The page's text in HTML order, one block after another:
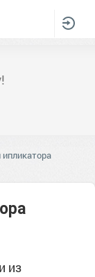
ипликатора
из